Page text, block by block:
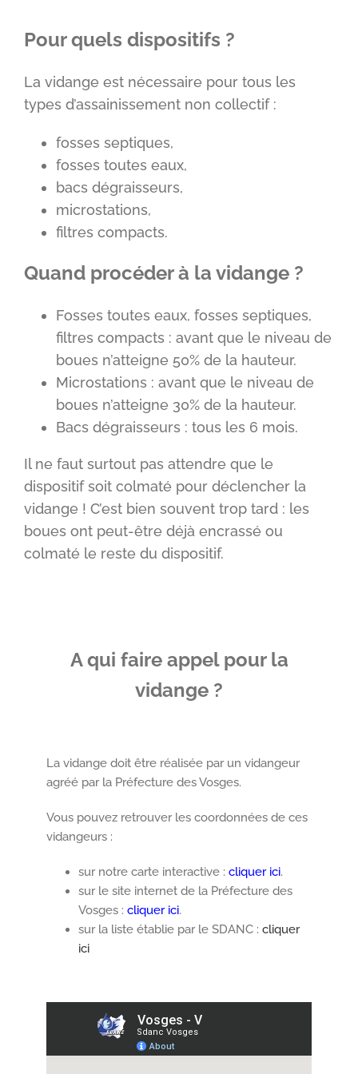
Pour quels dispositifs ?
La vidange est nécessaire pour tous les
types d’assainissement non collectif :
fosses septiques,
fosses toutes eaux,
bacs dégraisseurs,
microstations,
filtres compacts.
Quand procéder à la vidange ?
Fosses toutes eaux, fosses septiques,
filtres compacts : avant que le niveau de
boues n’atteigne 50% de la hauteur.
Microstations : avant que le niveau de
boues n’atteigne 30% de la hauteur.
Bacs dégraisseurs : tous les 6 mois.
Il ne faut surtout pas attendre que le
dispositif soit colmaté pour déclencher la
vidange ! C’est bien souvent trop tard : les
boues ont peut-être déjà encrassé ou
colmaté le reste du dispositif.
A qui faire appel pour la
vidange ?
La vidange doit être réalisée par un vidangeur
agréé par la Préfecture des Vosges.
Vous pouvez retrouver les coordonnées de ces
vidangeurs :
sur notre carte interactive :cliquer ici.
sur le site internet de la Préfecture des
Vosges :cliquer ici.
sur la liste établie par le SDANC :cliquer
ici